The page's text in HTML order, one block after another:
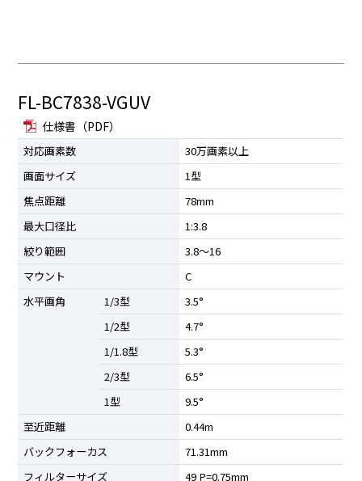
FL-BC7838-VGUV
仕様書（PDF）
対応画素数
30万画素以上
画面サイズ
1型
焦点距離
78mm
最大口径比
1:3.8
絞り範囲
3.8〜16
マウント
C
水平画角
1/3型
3.5°
1/2型
4.7°
1/1.8型
5.3°
2/3型
6.5°
1型
9.5°
至近距離
0.44m
バックフォーカス
71.31mm
フィルターサイズ
49 P=0.75mm